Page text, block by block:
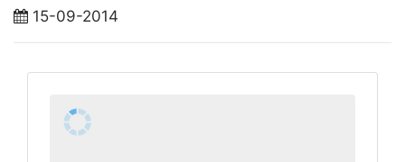
15-09-2014